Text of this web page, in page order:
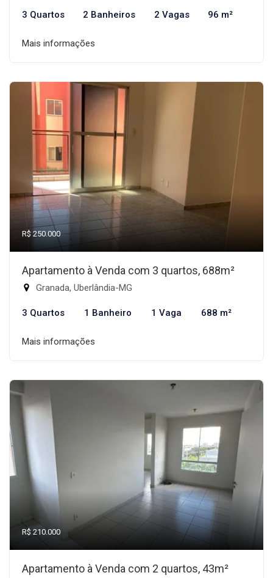
3 Quartos 2 Banheiros 2 Vagas 96 m²
Mais informações
R$ 250.000
Apartamento à Venda com 3 quartos, 688m²
Granada, Uberlândia-MG
3 Quartos 1 Banheiro 1 Vaga 688 m²
Mais informações
R$ 210.000
Apartamento à Venda com 2 quartos, 43m²